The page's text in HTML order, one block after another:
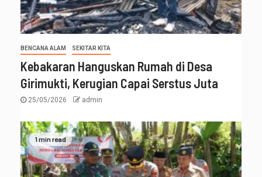
BENCANA ALAM SEKITAR KITA
Kebakaran Hanguskan Rumah di Desa
Girimukti, Kerugian Capai Serstus Juta
25/05/2026 admin
1 min read